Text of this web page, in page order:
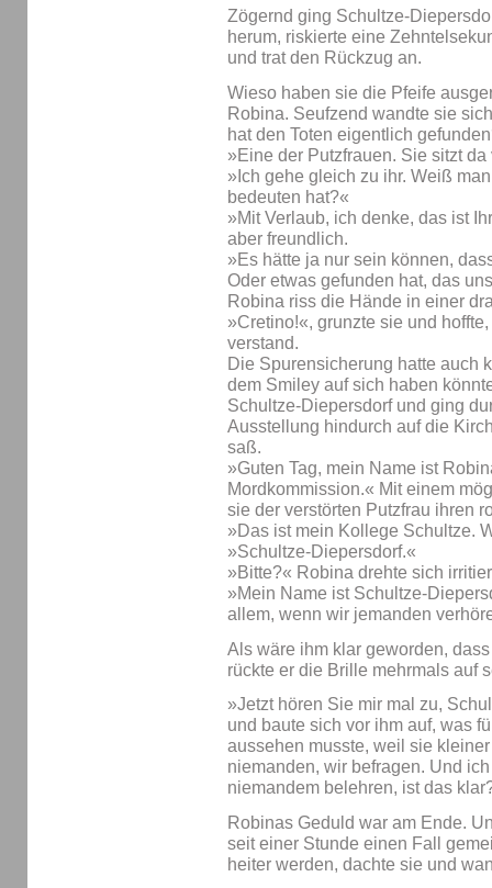
Zögernd ging Schultze-
herum, riskierte eine
und trat den Rückzug an.
Wieso haben sie die Pfeife
Robina. Seufzend wandte sie
hat den Toten eigentlich
»Eine der Putzfrauen. Sie sitzt da
»Ich gehe gleich zu ihr. Weiß
bedeuten hat?«
»Mit Verlaub, ich denke, das ist
aber freundlich.
»Es hätte ja nur sein können,
Oder etwas gefunden hat, das
Robina riss die Hände in einer
»Cretino!«, grunzte sie und
verstand.
Die Spurensicherung hatte auch
dem Smiley auf sich haben
Schultze-Diepersdorf und ging
Ausstellung hindurch auf die
saß.
»Guten Tag, mein Name ist
Mordkommission.« Mit einem
sie der verstörten Putzfrau ihren
»Das ist mein Kollege Schultze.
»Schultze-Diepersdorf.«
»Bitte?« Robina drehte sich
»Mein Name ist Schultze-
allem, wenn wir jemanden
Als wäre ihm klar geworden,
rückte er die Brille mehrmals auf
»Jetzt hören Sie mir mal zu,
und baute sich vor ihm auf, was
aussehen musste, weil sie
niemanden, wir befragen. Und
niemandem belehren, ist das
Robinas Geduld war am Ende.
seit einer Stunde einen Fall
heiter werden, dachte sie und